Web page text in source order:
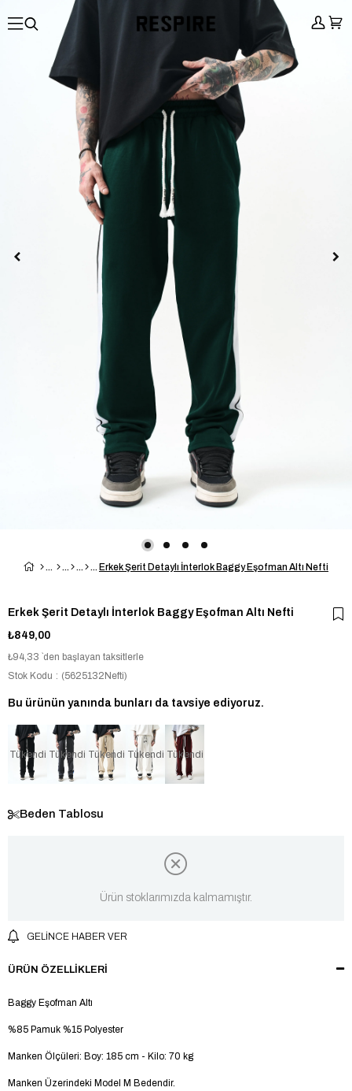
Erkek Şerit Detaylı İnterlok Baggy Eşofman Altı Nefti
Erkek Şerit Detaylı İnterlok Baggy Eşofman Altı Nefti
₺849,00
₺94,33 `den başlayan taksitlerle
Stok Kodu
(5625132Nefti)
Bu ürünün yanında bunları da tavsiye ediyoruz.
Tükendi Tükendi Tükendi Tükendi Tükendi
Beden Tablosu
Ürün stoklarımızda kalmamıştır.
GELINCE HABER VER
ÜRÜN ÖZELLIKLERI
Baggy Eşofman Altı
%85 Pamuk %15 Polyester
Manken Ölçüleri: Boy: 185 cm - Kilo: 70 kg
Manken Üzerindeki Model M Bedendir.